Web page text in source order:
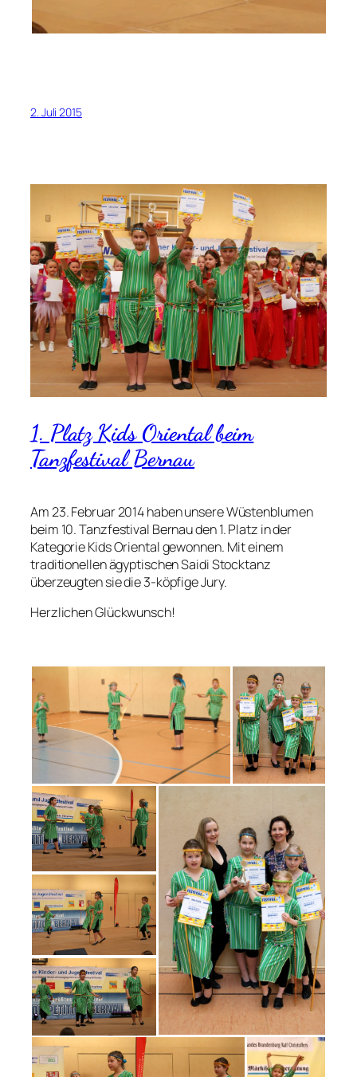
2. Juli 2015
1. Platz Kids Oriental beim
Tanzfestival Bernau
Am 23. Februar 2014 haben unsere Wüstenblumen
beim 10. Tanzfestival Bernau den 1. Platz in der
Kategorie Kids Oriental gewonnen. Mit einem
traditionellen ägyptischen Saidi Stocktanz
überzeugten sie die 3-köpfige Jury.
Herzlichen Glückwunsch!